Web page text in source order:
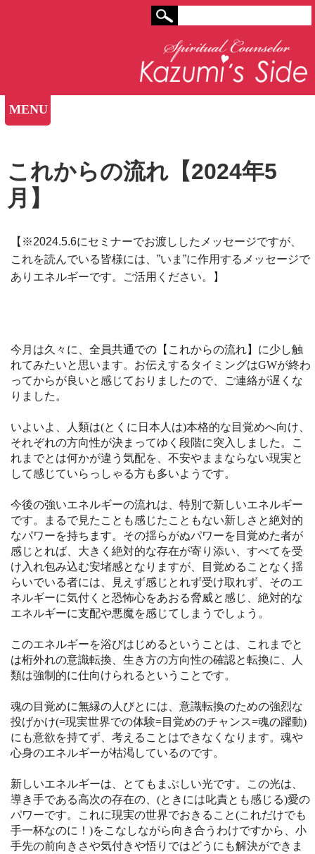
MENU
これからの流れ【2024年5
月】
【※2024.5.6にセミナーでお渡ししたメッセージですが、
これを読んでいる皆様には、”いま”に作用するメッセージで
ありエネルギーです。ご活用ください。】
今月は久々に、全員共通での【これからの流れ】に少し触
れてみたいと思います。お伝えするタイミングはGWが終わ
ってからが良いと感じておりましたので、ご連絡が遅くな
りました。
いよいよ、人類は(とくに日本人は)本格的な目覚めへ向け、
それぞれの方向性が決まってゆく段階に突入しました。こ
れまでとは何かが違う気配を、不安やままならない現実と
して感じていらっしゃる方も多いようです。
今後の強いエネルギーの流れは、特別で新しいエネルギー
です。まるで見たことも感じたこともない新しさと絶対的
なパワーを持ちます。その揺らがぬパワーを目覚めた者が
感じとれば、大きく絶対的な存在が寄り添い、すべてを受
け入れ包み込む安堵感となりますが、目覚めることなく揺
らいでいる者には、見えず感じとれず受け取れず、そのエ
ネルギーに気付くと恐怖心をあおる脅威と感じ、絶対的な
エネルギーに支配や悪魔を感じてしまうでしょう。
このエネルギーを浴びはじめるということは、これまでと
は桁外れの意識転換、生き方の方向性の確認と転換に、人
類は強制的に仕向けられるということです。
魂の目覚めに無縁の人びとには、意識転換のための強烈な
投げかけ(=現実世界での体験=目覚めのチャンス=魂の躍動)
にも意欲を持てず、考えることはできなくなります。魂や
心身のエネルギーが枯渇しているのです。
新しいエネルギーは、とてもまぶしい光です。この光は、
導き手である高次の存在の、(ときには叱責とも感じる)愛の
パワーです。これに現実の世界でおきること(これだけでも
手一杯なのに！)をこなしながら向き合うわけですから、小
手先の前向きさや気付きや悟りではどうにも解決ができま